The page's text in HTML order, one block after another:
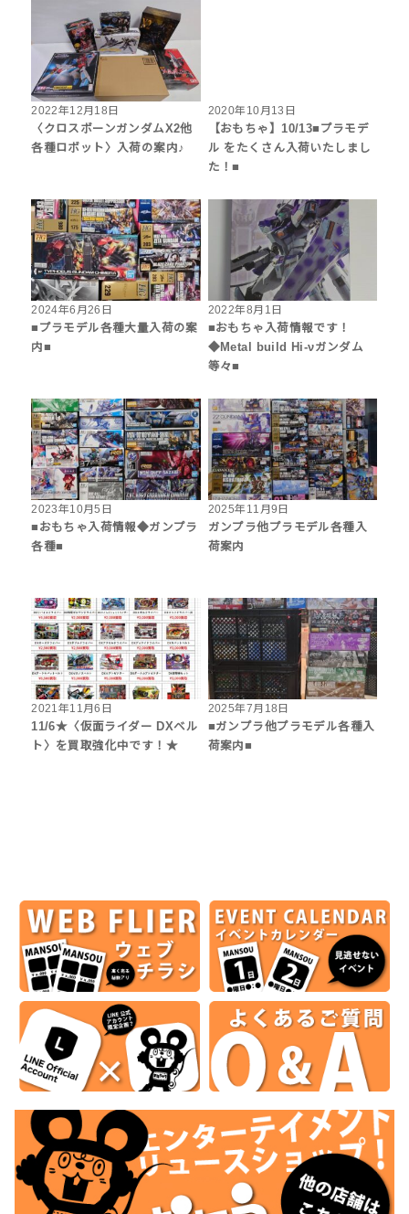
2022年12月18日
〈クロスボーンガンダムX2他
各種ロボット〉入荷の案内♪
2020年10月13日
【おもちゃ】10/13■プラモデ
ル をたくさん入荷いたしまし
た！■
2024年6月26日
■プラモデル各種大量入荷の案
内■
2022年8月1日
■おもちゃ入荷情報です！
◆Metal build Hi-νガンダム
等々■
2023年10月5日
■おもちゃ入荷情報◆ガンプラ
各種■
2025年11月9日
ガンプラ他プラモデル各種入
荷案内
2021年11月6日
11/6★〈仮面ライダー DXベル
ト〉を買取強化中です！★
2025年7月18日
■ガンプラ他プラモデル各種入
荷案内■